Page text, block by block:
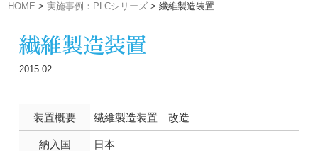
HOME >実施事例：PLCシリーズ >繊維製造装置
繊維製造装置
2015.02
装置概要 繊維製造装置 改造
納入国 日本